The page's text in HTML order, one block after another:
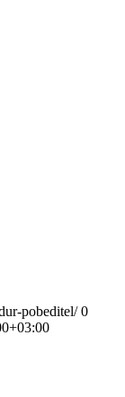
pobeditel/ 0